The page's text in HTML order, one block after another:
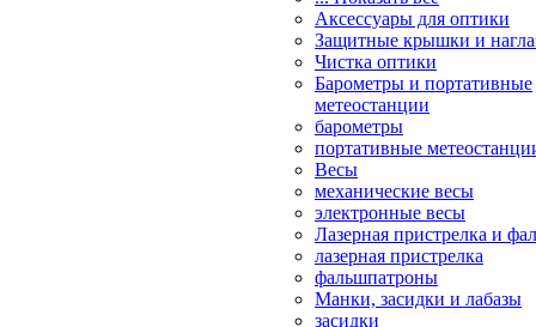
Аксессуары для оптики
Защитные крышки и
Чистка оптики
Барометры и портативные
метеостанции
барометры
портативные
Весы
механические весы
электронные весы
Лазерная пристрелка и
лазерная пристрелка
фальшпатроны
Манки, засидки и лабазы
засидки